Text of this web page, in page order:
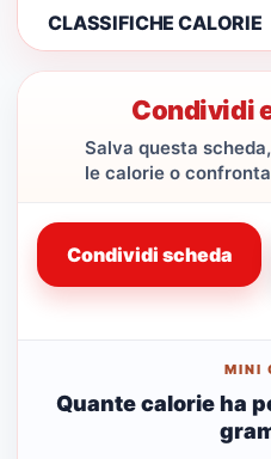
CLASSIFICHE CALORIE
Condividi
Salva questa
le calorie o
Condividi scheda
MINI
Quante calorie ha